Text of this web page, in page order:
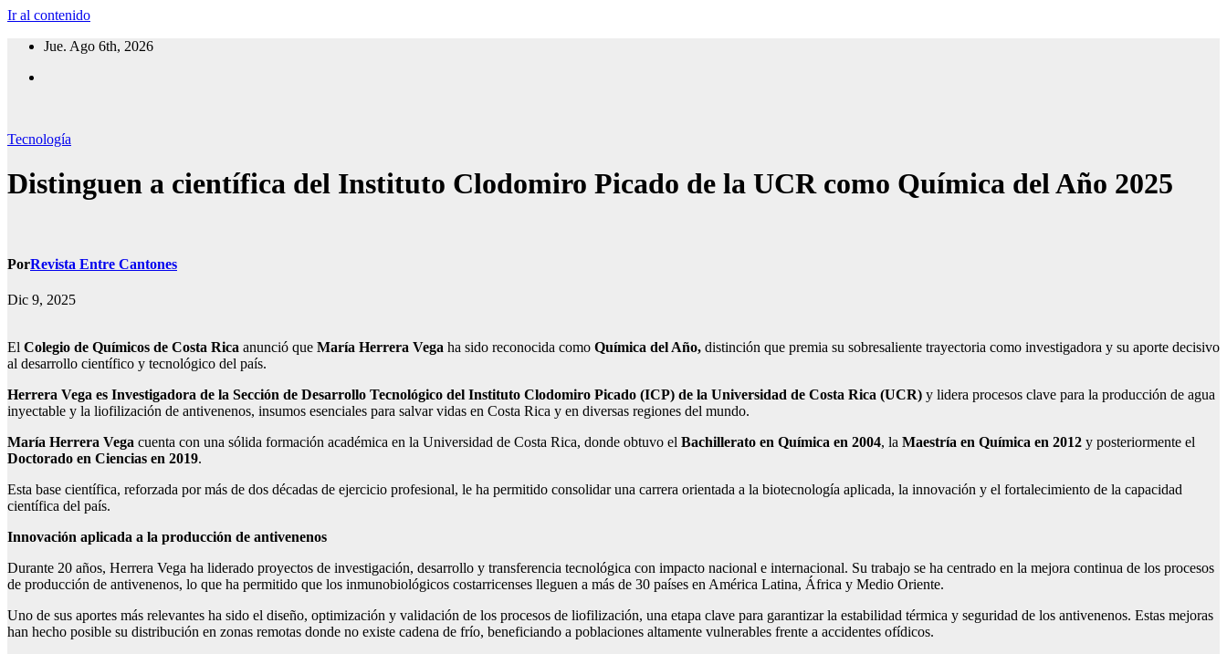
Ir al contenido
Jue. Ago 6th, 2026
Tecnología
Distinguen a científica del Instituto Clodomiro Picado de la UCR como Química del Año 2025
PorRevista Entre Cantones
Dic 9, 2025
El Colegio de Químicos de Costa Rica anunció que María Herrera Vega ha sido reconocida como Química del Año, distinción que premia su sobresaliente trayectoria como investigadora y su aporte decisivo
al desarrollo científico y tecnológico del país.
Herrera Vega es Investigadora de la Sección de Desarrollo Tecnológico del Instituto Clodomiro Picado (ICP) de la Universidad de Costa Rica (UCR) y lidera procesos clave para la producción de agua
inyectable y la liofilización de antivenenos, insumos esenciales para salvar vidas en Costa Rica y en diversas regiones del mundo.
María Herrera Vega cuenta con una sólida formación académica en la Universidad de Costa Rica, donde obtuvo el Bachillerato en Química en 2004, la Maestría en Química en 2012 y posteriormente el
Doctorado en Ciencias en 2019.
Esta base científica, reforzada por más de dos décadas de ejercicio profesional, le ha permitido consolidar una carrera orientada a la biotecnología aplicada, la innovación y el fortalecimiento de la capacidad
científica del país.
Innovación aplicada a la producción de antivenenos
Durante 20 años, Herrera Vega ha liderado proyectos de investigación, desarrollo y transferencia tecnológica con impacto nacional e internacional. Su trabajo se ha centrado en la mejora continua de los procesos
de producción de antivenenos, lo que ha permitido que los inmunobiológicos costarricenses lleguen a más de 30 países en América Latina, África y Medio Oriente.
Uno de sus aportes más relevantes ha sido el diseño, optimización y validación de los procesos de liofilización, una etapa clave para garantizar la estabilidad térmica y seguridad de los antivenenos. Estas mejoras
han hecho posible su distribución en zonas remotas donde no existe cadena de frío, beneficiando a poblaciones altamente vulnerables frente a accidentes ofídicos.